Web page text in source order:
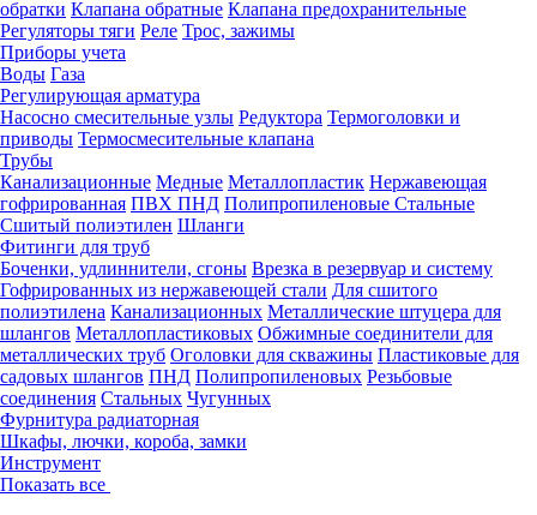
обратки Клапана обратные Клапана предохранительные
Регуляторы тяги Реле Трос, зажимы
Приборы учета
Воды Газа
Регулирующая арматура
Насосно смесительные узлы Редуктора Термоголовки и
приводы Термосмесительные клапана
Трубы
Канализационные Медные Металлопластик Нержавеющая
гофрированная ПВХ ПНД Полипропиленовые Стальные
Сшитый полиэтилен Шланги
Фитинги для труб
Боченки, удлиннители, сгоны Врезка в резервуар и систему
Гофрированных из нержавеющей стали Для сшитого
полиэтилена Канализационных Металлические штуцера для
шлангов Металлопластиковых Обжимные соединители для
металлических труб Оголовки для скважины Пластиковые для
садовых шлангов ПНД Полипропиленовых Резьбовые
соединения Стальных Чугунных
Фурнитура радиаторная
Шкафы, лючки, короба, замки
Инструмент
Показать все